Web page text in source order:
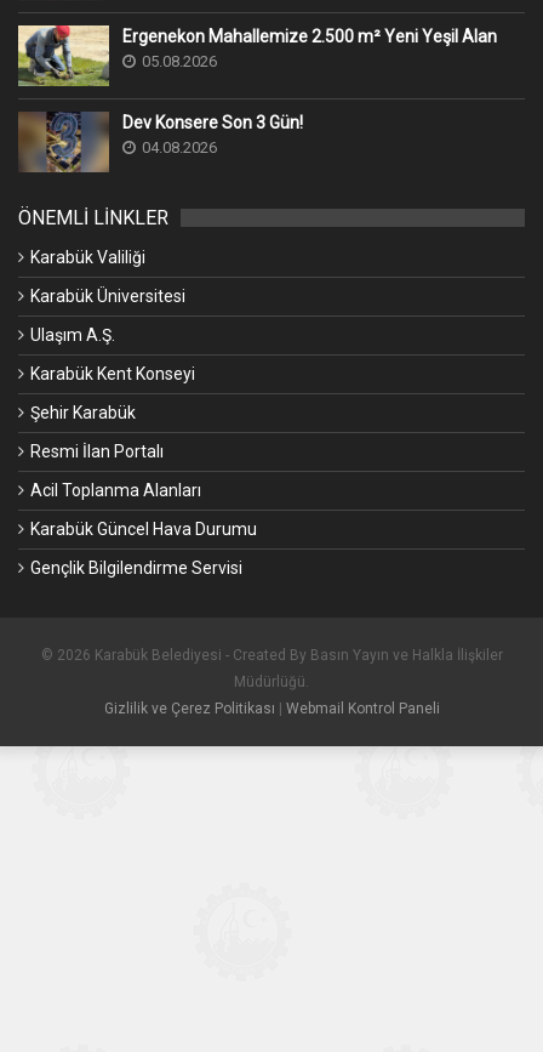
Ergenekon Mahallemize 2.500 m² Yeni Yeşil Alan
05.08.2026
Dev Konsere Son 3️ Gün!
04.08.2026
ÖNEMLİ LİNKLER
Karabük Valiliği
Karabük Üniversitesi
Ulaşım A.Ş.
Karabük Kent Konseyi
Şehir Karabük
Resmi İlan Portalı
Acil Toplanma Alanları
Karabük Güncel Hava Durumu
Gençlik Bilgilendirme Servisi
© 2026 Karabük Belediyesi - Created By Basın Yayın ve Halkla İlişkiler
Müdürlüğü.
Gizlilik ve Çerez Politikası
Webmail Kontrol Paneli